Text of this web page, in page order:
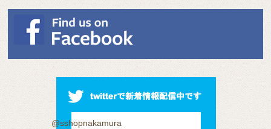
@sshopnakamura